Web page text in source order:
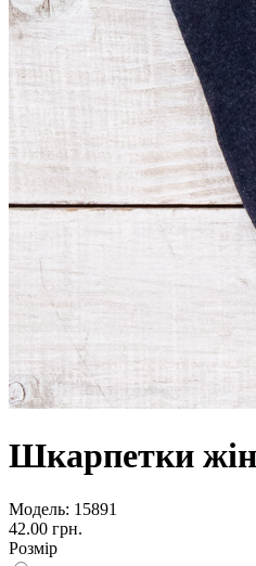
Шкарпетки
Модель: 15891
42.00 грн.
Розмір